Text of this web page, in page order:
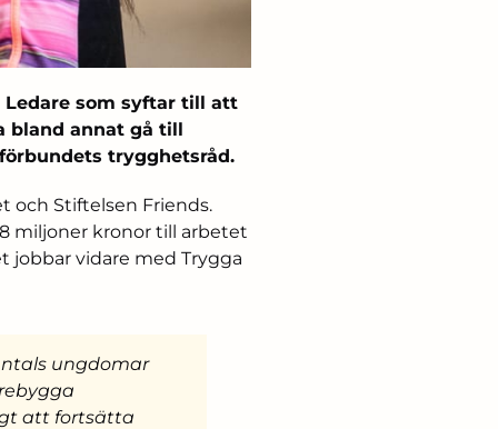
som syftar till att
bland annat gå till
trygghetsråd.
och Stiftelsen Friends.
miljoner kronor till arbetet
jobbar vidare med Trygga
ungdomar
att fortsätta